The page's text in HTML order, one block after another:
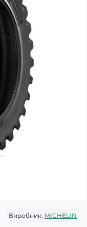
Виробник: MICHELIN